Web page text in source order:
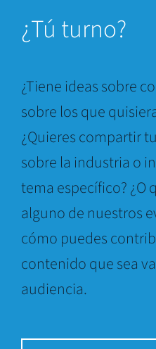
¿Tú turno?
¿Tiene ideas sobre
sobre los que
¿Quieres compartir
sobre la industria o
tema específico? ¿O
alguno de nuestros
cómo puedes
contenido que sea
audiencia.